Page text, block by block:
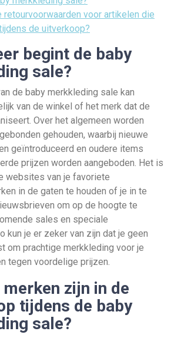
retourvoorwaarden voor artikelen die
de uitverkoop?
begint de baby
sale?
de baby merkkleding sale kan
van de winkel of het merk dat de
Over het algemeen worden
gehouden, waarbij nieuwe
geïntroduceerd en oudere items
prijzen worden aangeboden. Het is
websites van je favoriete
in de gaten te houden of je in te
om op de hoogte te
sales en speciale
kun je er zeker van zijn dat je geen
om prachtige merkkleding voor je
tegen voordelige prijzen.
zijn in de
tijdens de baby
sale?